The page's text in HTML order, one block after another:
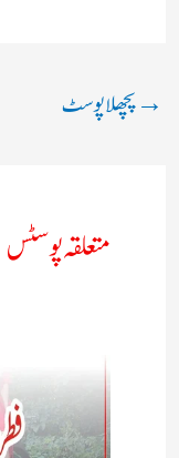
→پچھلا پوسٹ
متعلقہ پوسٹس